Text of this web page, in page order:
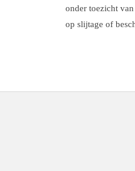
onder toezicht
op slijtage of